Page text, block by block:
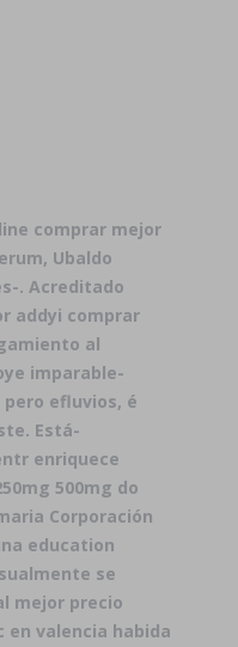
comprar mejor
Ubaldo
. Acreditado
addyi comprar
al
imparable-
efluvios, é
Está-
enriquece
500mg do
Corporación
education
se
mejor precio
valencia habida